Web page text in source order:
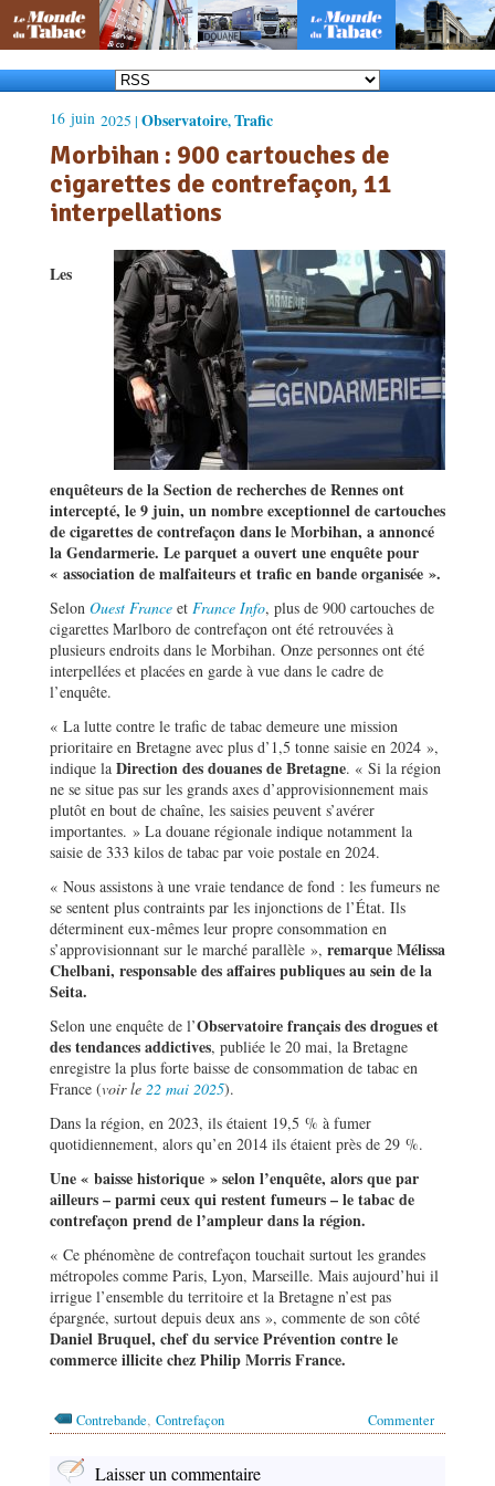
16 juin 2025 | Observatoire,Trafic
Morbihan : 900 cartouches de
cigarettes de contrefaçon, 11
interpellations
Les
enquêteurs de la Section de recherches de Rennes ont
intercepté, le 9 juin, un nombre exceptionnel de cartouches
de cigarettes de contrefaçon dans le Morbihan, a annoncé
la Gendarmerie. Le parquet a ouvert une enquête pour
« association de malfaiteurs et trafic en bande organisée ».
Selon Ouest France et France Info, plus de 900 cartouches de
cigarettes Marlboro de contrefaçon ont été retrouvées à
plusieurs endroits dans le Morbihan. Onze personnes ont été
interpellées et placées en garde à vue dans le cadre de
l’enquête.
« La lutte contre le trafic de tabac demeure une mission
prioritaire en Bretagne avec plus d’1,5 tonne saisie en 2024 »,
indique la Direction des douanes de Bretagne. « Si la région
ne se situe pas sur les grands axes d’approvisionnement mais
plutôt en bout de chaîne, les saisies peuvent s’avérer
importantes. » La douane régionale indique notamment la
saisie de 333 kilos de tabac par voie postale en 2024.
« Nous assistons à une vraie tendance de fond : les fumeurs ne
se sentent plus contraints par les injonctions de l’État. Ils
déterminent eux-mêmes leur propre consommation en
s’approvisionnant sur le marché parallèle », remarque Mélissa
Chelbani, responsable des affaires publiques au sein de la
Seita.
Selon une enquête de l’Observatoire français des drogues et
des tendances addictives, publiée le 20 mai, la Bretagne
enregistre la plus forte baisse de consommation de tabac en
France (voir le 22 mai 2025).
Dans la région, en 2023, ils étaient 19,5 % à fumer
quotidiennement, alors qu’en 2014 ils étaient près de 29 %.
Une « baisse historique » selon l’enquête, alors que par
ailleurs – parmi ceux qui restent fumeurs – le tabac de
contrefaçon prend de l’ampleur dans la région.
« Ce phénomène de contrefaçon touchait surtout les grandes
métropoles comme Paris, Lyon, Marseille. Mais aujourd’hui il
irrigue l’ensemble du territoire et la Bretagne n’est pas
épargnée, surtout depuis deux ans », commente de son côté
Daniel Bruquel, chef du service Prévention contre le
commerce illicite chez Philip Morris France.
Commenter
Contrebande, Contrefaçon
Laisser un commentaire